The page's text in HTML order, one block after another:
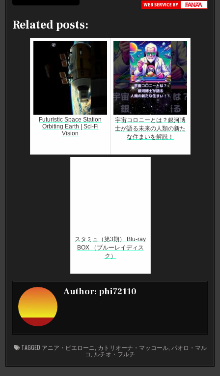
Related posts:
Futuristic Space Station
Orbiting Earth | Sci-Fi
Vision
宇宙コロニーとは？銀河博
士が語る未来の人類の新た
な住まいを解説！
スタミュ（第3期） Blu-ray
BOX （ブルーレイディス
ク）
Author: phi72110
TAGGED アニア・ピエローニ カトリオーナ・マッコール, パオロ・マル
コ ルチオ・フルチ